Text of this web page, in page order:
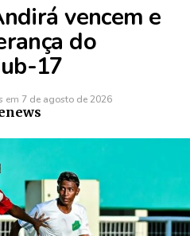
vencem e
do
17
em 7 de agosto de 2026